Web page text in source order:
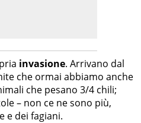
invasione. Arrivano dal
che ormai abbiamo anche
che pesano 3/4 chili;
– non ce ne sono più,
e dei fagiani.